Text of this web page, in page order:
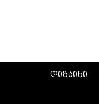
დიზაინი